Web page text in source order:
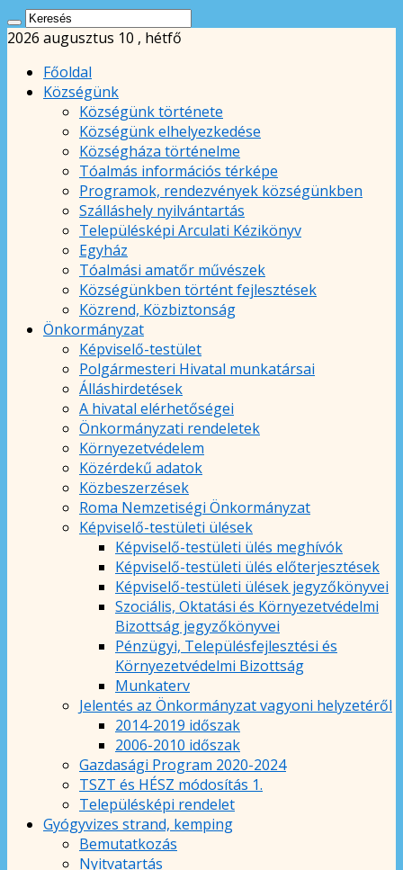
2026 augusztus 10 , hétfő
Főoldal
Községünk
Községünk története
Községünk elhelyezkedése
Községháza történelme
Tóalmás információs térképe
Programok, rendezvények községünkben
Szálláshely nyilvántartás
Településképi Arculati Kézikönyv
Egyház
Tóalmási amatőr művészek
Községünkben történt fejlesztések
Közrend, Közbiztonság
Önkormányzat
Képviselő-testület
Polgármesteri Hivatal munkatársai
Álláshirdetések
A hivatal elérhetőségei
Önkormányzati rendeletek
Környezetvédelem
Közérdekű adatok
Közbeszerzések
Roma Nemzetiségi Önkormányzat
Képviselő-testületi ülések
Képviselő-testületi ülés meghívók
Képviselő-testületi ülés előterjesztések
Képviselő-testületi ülések jegyzőkönyvei
Szociális, Oktatási és Környezetvédelmi
Bizottság jegyzőkönyvei
Pénzügyi, Településfejlesztési és
Környezetvédelmi Bizottság
Munkaterv
Jelentés az Önkormányzat vagyoni helyzetéről
2014-2019 időszak
2006-2010 időszak
Gazdasági Program 2020-2024
TSZT és HÉSZ módosítás 1.
Településképi rendelet
Gyógyvizes strand, kemping
Bemutatkozás
Nyitvatartás